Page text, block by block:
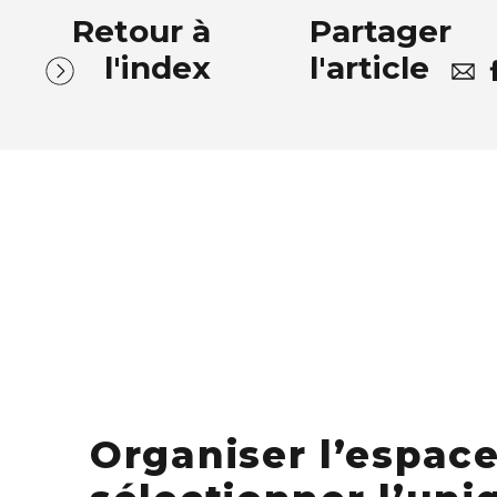
sur-Loire
Gascon, Stanislas Jung
Retour à
l'index
Partager
l'article
Organiser